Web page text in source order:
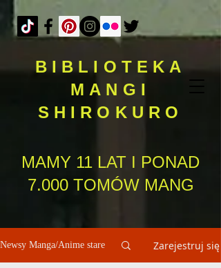
BIBLIOTEKA
MANGI
SHIROKURO
MAMY 11 LAT I PONAD
7.000 TOMÓW MANG
Newsy Manga/Anime stare Zarejestruj się